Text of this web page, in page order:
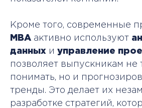
Кроме того, современные
MBA активно используют
данных и управление
позволяет выпускникам не
понимать, но и
тренды. Это делает их
разработке стратегий,